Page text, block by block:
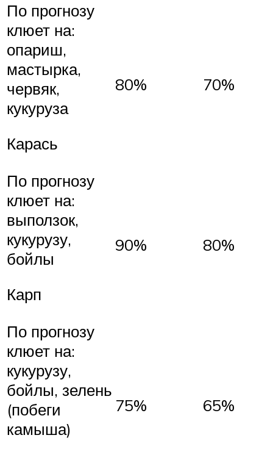
По прогнозу
клюет на:
опариш,
мастырка,
червяк,
кукуруза
Карась
80% 70%
По прогнозу
клюет на:
выползок,
кукурузу,
бойлы
Карп
90% 80%
По прогнозу
клюет на:
кукурузу,
бойлы, зелень
(побеги
камыша)
75% 65%